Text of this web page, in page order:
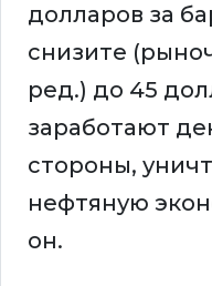
долларов за
снизите
ред.) до 45
заработают
стороны,
нефтяную
он.